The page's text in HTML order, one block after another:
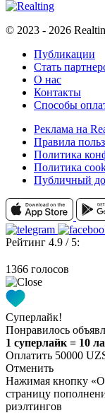
© 2023 - 2026
Публикации
Стать
О нас
Контакты
Способы
Реклама на
Правила
Политика
Политика
Публичный
Рейтинг 4.9 / 5:
1366 голосов
Суперлайк!
Понравилось
1 суперлайк = 10
Оплатить 50000
Отменить
Нажимая кнопку
страницу
риэлтингов